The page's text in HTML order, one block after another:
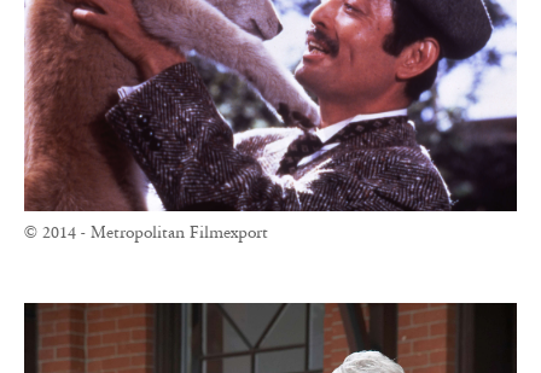
© 2014 - Metropolitan Filmexport